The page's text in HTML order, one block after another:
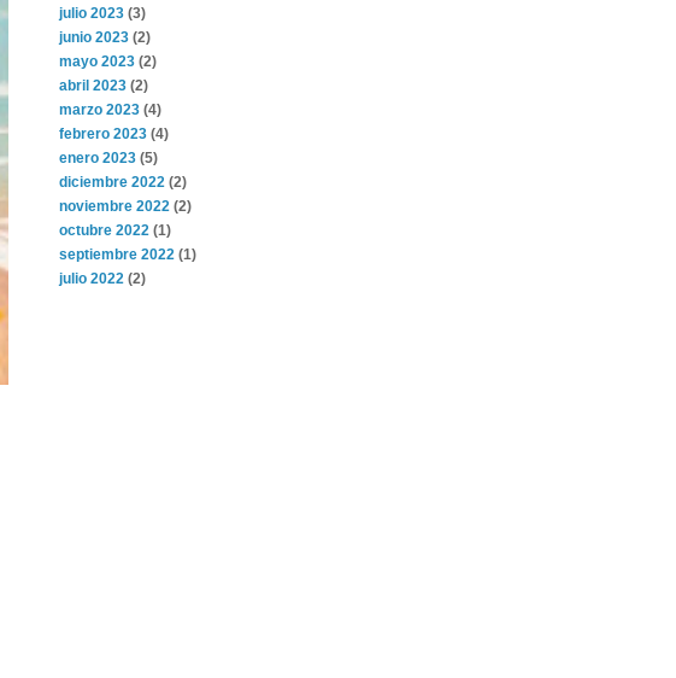
julio 2023 (3)
junio 2023 (2)
mayo 2023 (2)
abril 2023 (2)
marzo 2023 (4)
febrero 2023 (4)
enero 2023 (5)
diciembre 2022 (2)
noviembre 2022 (2)
octubre 2022 (1)
septiembre 2022 (1)
julio 2022 (2)